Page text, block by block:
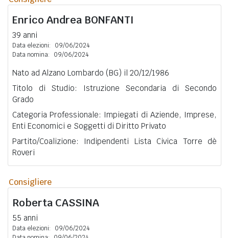
Enrico Andrea BONFANTI
39 anni
Data elezioni:
09/06/2024
Data nomina:
09/06/2024
Nato ad Alzano Lombardo (BG) il 20/12/1986
Titolo di Studio: Istruzione Secondaria di Secondo
Grado
Categoria Professionale: Impiegati di Aziende, Imprese,
Enti Economici e Soggetti di Diritto Privato
Partito/Coalizione: Indipendenti Lista Civica Torre dè
Roveri
Consigliere
Roberta CASSINA
55 anni
Data elezioni:
09/06/2024